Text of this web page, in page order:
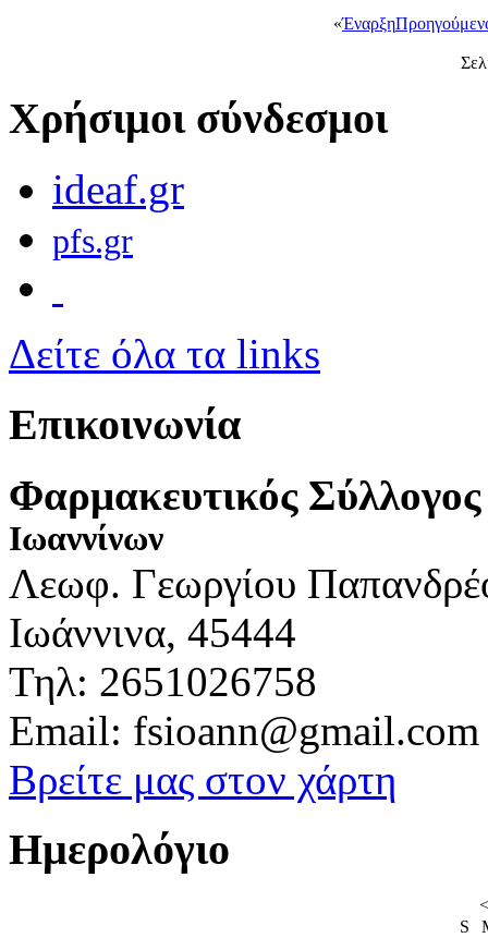
«Έναρξη
Χρήσιμοι σύνδεσμοι
ideaf.gr
pfs.gr
Δείτε όλα τα links
Επικοινωνία
Φαρμακευτικός Σύλλογος
Ιωαννίνων
Λεωφ. Γεωργίου
Ιωάννινα, 45444
Τηλ: 2651026758
Email: fsioann@gmail.com
Βρείτε μας στον χάρτη
Ημερολόγιο
<
S